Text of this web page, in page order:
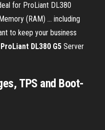
for ProLiant DL380
(RAM) ... including
to keep your business
ProLiant DL380 G5 Server
TPS and Boot-